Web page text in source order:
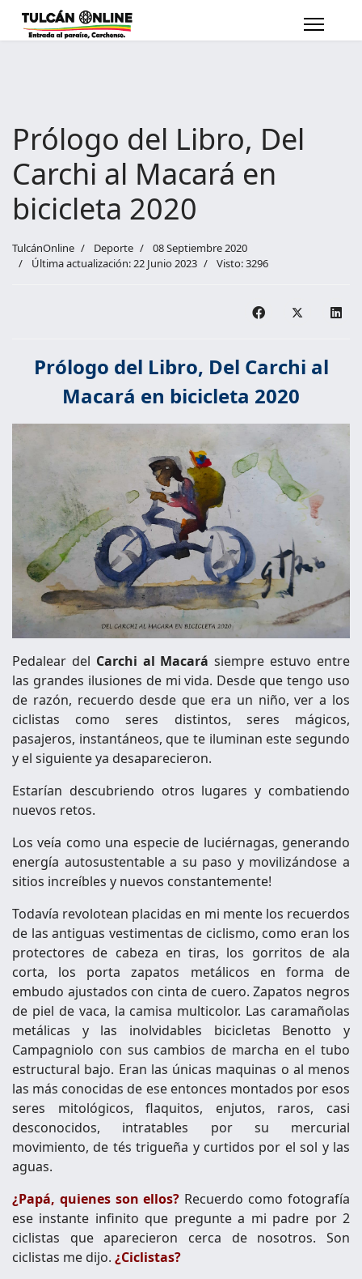
Prólogo del Libro, Del
Carchi al Macará en
bicicleta 2020
TulcánOnline Deporte
08 Septiembre 2020
Última actualización: 22 Junio 2023
Visto: 3296
Prólogo del Libro, Del Carchi al
Macará en bicicleta 2020
Pedalear del Carchi al Macará siempre estuvo entre
las grandes ilusiones de mi vida. Desde que tengo uso
de razón, recuerdo desde que era un niño, ver a los
ciclistas como seres distintos, seres mágicos,
pasajeros, instantáneos, que te iluminan este segundo
y el siguiente ya desaparecieron.
Estarían descubriendo otros lugares y combatiendo
nuevos retos.
Los veía como una especie de luciérnagas, generando
energía autosustentable a su paso y movilizándose a
sitios increíbles y nuevos constantemente!
Todavía revolotean placidas en mi mente los recuerdos
de las antiguas vestimentas de ciclismo, como eran los
protectores de cabeza en tiras, los gorritos de ala
corta, los porta zapatos metálicos en forma de
embudo ajustados con cinta de cuero. Zapatos negros
de piel de vaca, la camisa multicolor. Las caramañolas
metálicas y las inolvidables bicicletas Benotto y
Campagniolo con sus cambios de marcha en el tubo
estructural bajo. Eran las únicas maquinas o al menos
las más conocidas de ese entonces montados por esos
seres mitológicos, flaquitos, enjutos, raros, casi
desconocidos, intratables por su mercurial
movimiento, de tés trigueña y curtidos por el sol y las
aguas.
¿Papá, quienes son ellos? Recuerdo como fotografía
ese instante infinito que pregunte a mi padre por 2
ciclistas que aparecieron cerca de nosotros. Son
ciclistas me dijo. ¿Ciclistas?